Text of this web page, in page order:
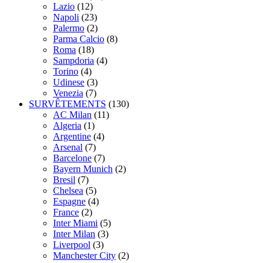
Lazio (12)
Napoli (23)
Palermo (2)
Parma Calcio (8)
Roma (18)
Sampdoria (4)
Torino (4)
Udinese (3)
Venezia (7)
SURVÊTEMENTS (130)
AC Milan (11)
Algeria (1)
Argentine (4)
Arsenal (7)
Barcelone (7)
Bayern Munich (2)
Bresil (7)
Chelsea (5)
Espagne (4)
France (2)
Inter Miami (5)
Inter Milan (3)
Liverpool (3)
Manchester City (2)